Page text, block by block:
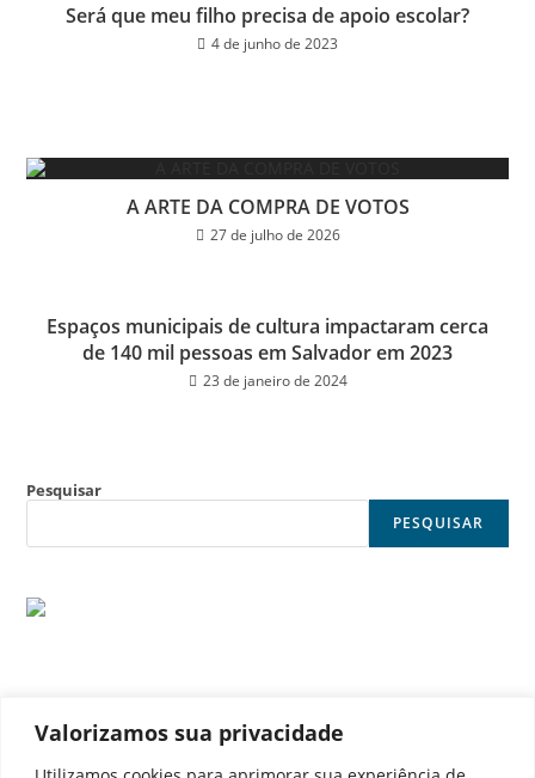
Valorizamos sua privacidade
Será que meu filho precisa de apoio escolar?
4 de junho de 2023
A ARTE DA COMPRA DE VOTOS
27 de julho de 2026
Espaços municipais de cultura impactaram cerca
de 140 mil pessoas em Salvador em 2023
23 de janeiro de 2024
Pesquisar
PESQUISAR